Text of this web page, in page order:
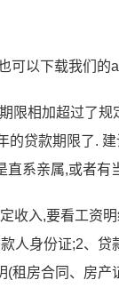
可以下载我们的
限相加超过了
贷款期限了.
系亲属,或者有
收入,要看工资
人身份证;2、
房合同、房产